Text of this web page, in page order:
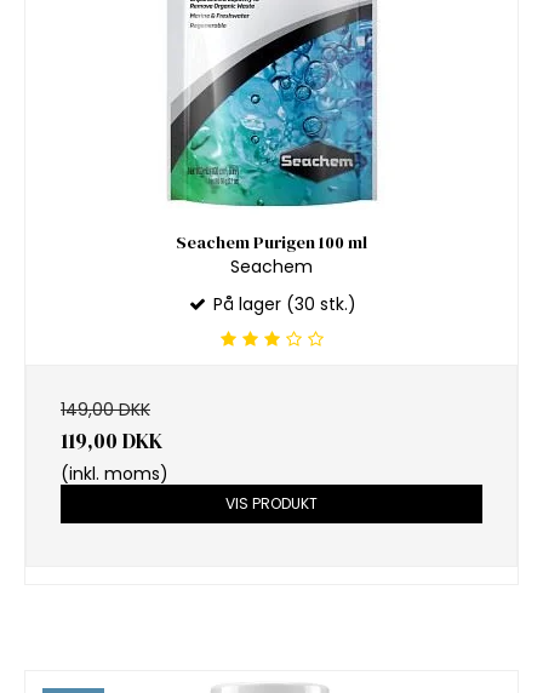
Seachem Purigen 100 ml
Seachem
På lager (30 stk.)
149,00 DKK
119,00 DKK
(inkl. moms)
VIS PRODUKT